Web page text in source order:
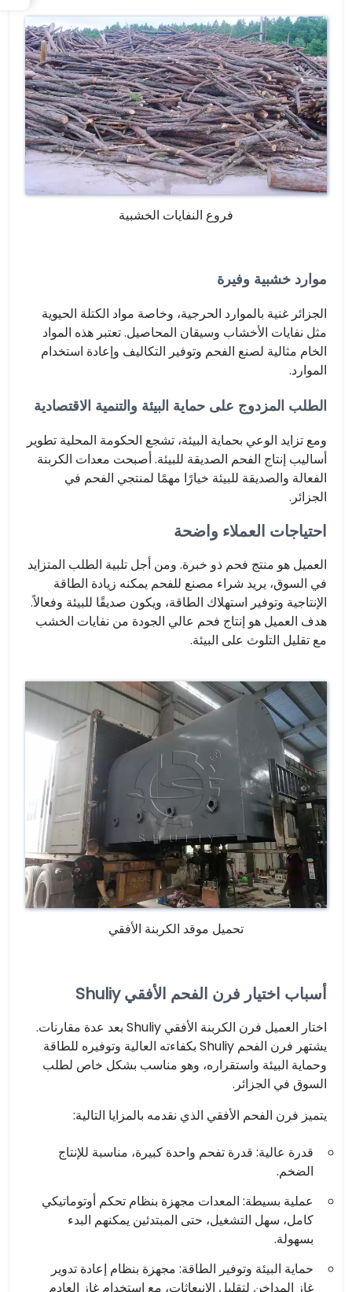
فروع النفايات الخشبية
موارد خشبية وفيرة
الجزائر غنية بالموارد الحرجية، وخاصة مواد الكتلة الحيوية
مثل نفايات الأخشاب وسيقان المحاصيل. تعتبر هذه المواد
الخام مثالية لصنع الفحم وتوفير التكاليف وإعادة استخدام
الموارد.
الطلب المزدوج على حماية البيئة والتنمية الاقتصادية
ومع تزايد الوعي بحماية البيئة، تشجع الحكومة المحلية تطوير
أساليب إنتاج الفحم الصديقة للبيئة. أصبحت معدات الكربنة
الفعالة والصديقة للبيئة خيارًا مهمًا لمنتجي الفحم في
الجزائر.
احتياجات العملاء واضحة
العميل هو منتج فحم ذو خبرة. ومن أجل تلبية الطلب المتزايد
في السوق، يريد شراء مصنع للفحم يمكنه زيادة الطاقة
الإنتاجية وتوفير استهلاك الطاقة، ويكون صديقًا للبيئة وفعالاً.
هدف العميل هو إنتاج فحم عالي الجودة من نفايات الخشب
مع تقليل التلوث على البيئة.
تحميل موقد الكربنة الأفقي
أسباب اختيار فرن الفحم الأفقي Shuliy
اختار العميل فرن الكربنة الأفقي Shuliy بعد عدة مقارنات.
يشتهر فرن الفحم Shuliy بكفاءته العالية وتوفيره للطاقة
وحماية البيئة واستقراره، وهو مناسب بشكل خاص لطلب
السوق في الجزائر.
يتميز فرن الفحم الأفقي الذي نقدمه بالمزايا التالية:
قدرة عالية: قدرة تفحم واحدة كبيرة، مناسبة للإنتاج
الضخم.
عملية بسيطة: المعدات مجهزة بنظام تحكم أوتوماتيكي
كامل، سهل التشغيل، حتى المبتدئين يمكنهم البدء
بسهولة.
حماية البيئة وتوفير الطاقة: مجهزة بنظام إعادة تدوير
غاز المداخن لتقليل الانبعاثات، مع استخدام غاز العادم